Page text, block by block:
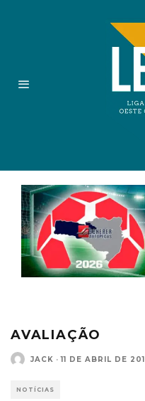
AVALIAÇÃO
JACK · 11 DE ABRIL DE
NOTÍCIAS